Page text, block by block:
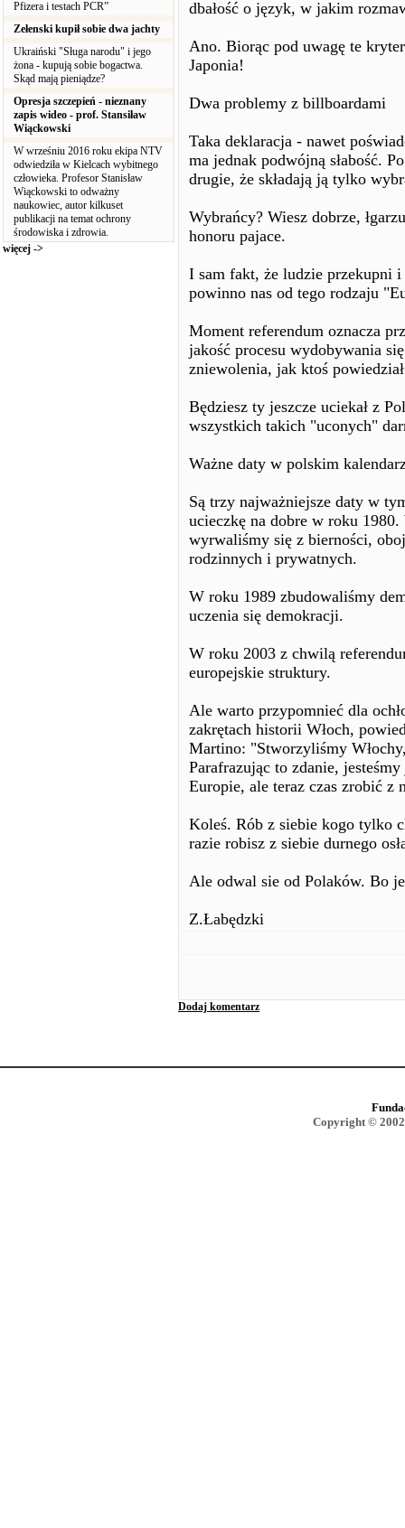
Pfizera i testach PCR”
Zełenski kupił sobie dwa jachty
Ukraiński "Sługa narodu" i jego
żona - kupują sobie bogactwa.
Skąd mają pieniądze?
Opresja szczepień - nieznany
zapis wideo - prof. Stansiław
Wiąckowski
W wrześniu 2016 roku ekipa NTV
odwiedziła w Kielcach wybitnego
człowieka. Profesor Stanisław
Wiąckowski to odważny
naukowiec, autor kilkuset
publikacji na temat ochrony
środowiska i zdrowia.
więcej ->
dbałość o język, w jakim
Ano. Biorąc pod uwagę te
Japonia!
Dwa problemy z billboardami
Taka deklaracja - nawet
ma jednak podwójną słabość.
drugie, że składają ją tylko
Wybrańcy? Wiesz dobrze,
honoru pajace.
I sam fakt, że ludzie przekupni
powinno nas od tego rodzaju
Moment referendum oznacza
jakość procesu wydobywania
zniewolenia, jak ktoś
Będziesz ty jeszcze uciekał z
wszystkich takich "uconych"
Ważne daty w polskim
Są trzy najważniejsze daty w
ucieczkę na dobre w roku
wyrwaliśmy się z bierności,
rodzinnych i prywatnych.
W roku 1989 zbudowaliśmy
uczenia się demokracji.
W roku 2003 z chwilą
europejskie struktury.
Ale warto przypomnieć dla
zakrętach historii Włoch,
Martino: "Stworzyliśmy
Parafrazując to zdanie,
Europie, ale teraz czas zrobić z
Koleś. Rób z siebie kogo tylko
razie robisz z siebie durnego
Ale odwal sie od Polaków. Bo
Z.Łabędzki
Dodaj komentarz
Copyright ©